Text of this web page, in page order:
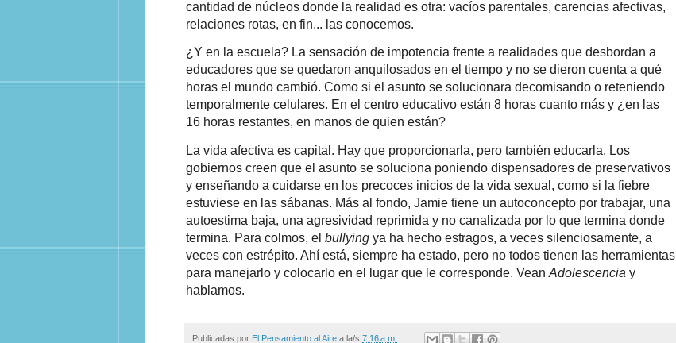
cantidad de núcleos donde la realidad es otra: vacíos parentales, carencias afectivas,
relaciones rotas, en fin... las conocemos.
¿Y en la escuela? La sensación de impotencia frente a realidades que desbordan a
educadores que se quedaron anquilosados en el tiempo y no se dieron cuenta a qué
horas el mundo cambió. Como si el asunto se solucionara decomisando o reteniendo
temporalmente celulares. En el centro educativo están 8 horas cuanto más y ¿en las
16 horas restantes, en manos de quien están?
La vida afectiva es capital. Hay que proporcionarla, pero también educarla. Los
gobiernos creen que el asunto se soluciona poniendo dispensadores de preservativos
y enseñando a cuidarse en los precoces inicios de la vida sexual, como si la fiebre
estuviese en las sábanas. Más al fondo, Jamie tiene un autoconcepto por trabajar, una
autoestima baja, una agresividad reprimida y no canalizada por lo que termina donde
termina. Para colmos, el bullying ya ha hecho estragos, a veces silenciosamente, a
veces con estrépito. Ahí está, siempre ha estado, pero no todos tienen las herramientas
para manejarlo y colocarlo en el lugar que le corresponde. Vean Adolescencia y
hablamos.
Publicadas por El Pensamiento al Aire a la/s 7:16 a.m.